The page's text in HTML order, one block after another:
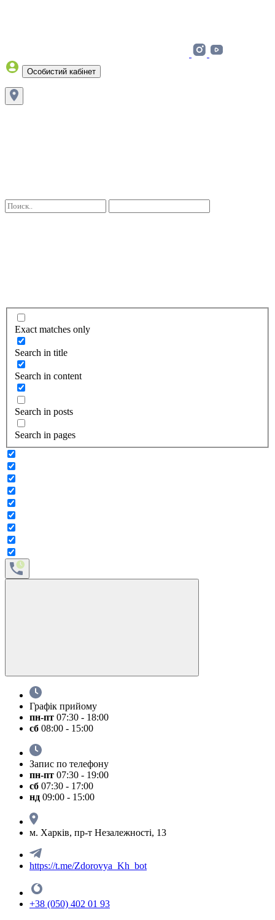
Особистий кабінет
Exact matches only
Search in title
Search in content
Search in posts
Search in pages
Графік прийому
пн-пт 07:30 - 18:00
сб 08:00 - 15:00
Запис по телефону
пн-пт 07:30 - 19:00
сб 07:30 - 17:00
нд 09:00 - 15:00
м. Харків, пр-т Незалежності, 13
https://t.me/Zdorovya_Kh_bot
+38 (050) 402 01 93